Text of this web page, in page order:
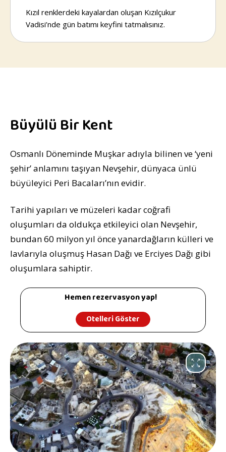
Kızıl renklerdeki kayalardan oluşan Kızılçukur
Vadisi’nde gün batımı keyfini tatmalısınız.
Büyülü Bir Kent
Osmanlı Döneminde Muşkar adıyla bilinen ve ‘yeni
şehir’ anlamını taşıyan Nevşehir, dünyaca ünlü
büyüleyici Peri Bacaları’nın evidir.
Tarihi yapıları ve müzeleri kadar coğrafi
oluşumları da oldukça etkileyici olan Nevşehir,
bundan 60 milyon yıl önce yanardağların külleri ve
lavlarıyla oluşmuş Hasan Dağı ve Erciyes Dağı gibi
oluşumlara sahiptir.
Hemen rezervasyon yap!
Otelleri Göster